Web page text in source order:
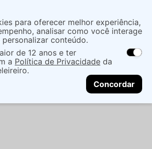
localização
e opções de entrega variam de
a região.Não sei meu CEP
CONTINUAR
Cuidado Com As Mãos
BAUNY GLITTER AURORA 9ML
para oferecer melhor experiência,
analisar como você interage
conteúdo.
de 12 anos e ter
a Política de Privacidade da
Concordar